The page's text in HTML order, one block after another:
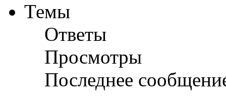
Темы
Ответы
Просмотры
Последнее